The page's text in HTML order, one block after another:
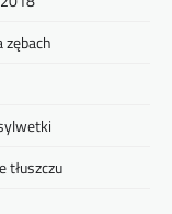
tłuszczu